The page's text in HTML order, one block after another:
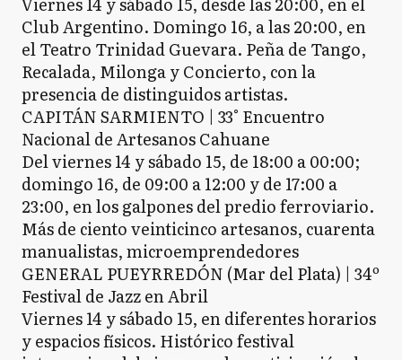
Club Argentino. Domingo 16, a las 20:00, en
el Teatro Trinidad Guevara. Peña de Tango,
Recalada, Milonga y Concierto, con la
presencia de distinguidos artistas.
CAPITÁN SARMIENTO | 33° Encuentro
Nacional de Artesanos Cahuane
Del viernes 14 y sábado 15, de 18:00 a 00:00;
domingo 16, de 09:00 a 12:00 y de 17:00 a
23:00, en los galpones del predio ferroviario.
Más de ciento veinticinco artesanos, cuarenta
manualistas, microemprendedores
GENERAL PUEYRREDÓN (Mar del Plata) | 34º
Festival de Jazz en Abril
Viernes 14 y sábado 15, en diferentes horarios
y espacios físicos. Histórico festival